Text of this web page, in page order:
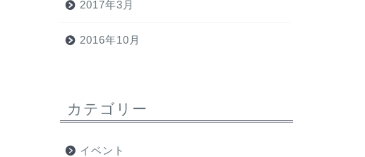
2017年3月
2016年10月
カテゴリー
イベント